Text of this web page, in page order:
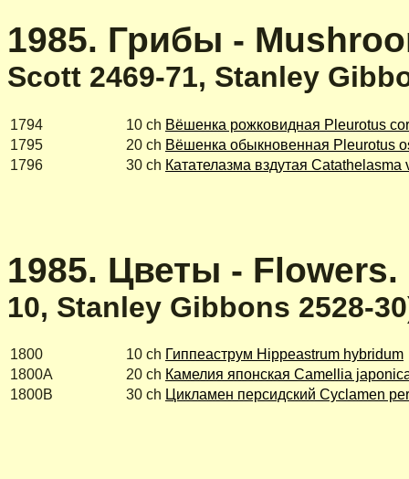
1985. Грибы -
Scott 2469-71, Stanley
1794 10 ch Вёшенка рожковидная Pleurotus
1795
20 ch Вёшенка обыкновенная Pleurotus
1796
30 ch Катателазма вздутая Catathelasma
1985. Цветы -
10, Stanley Gibbons 2528-
1800 10 ch Гиппеаструм Hippeastrum hybridum
1800A
20 ch Камелия японская Camellia
1800B
30 ch Цикламен персидский Cyclamen